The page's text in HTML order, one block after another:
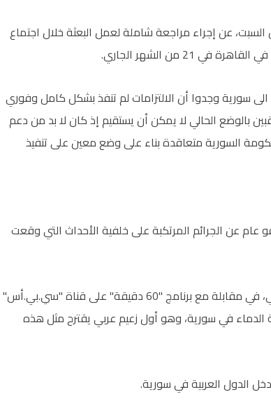
عن إجراء مراجعة شاملة لعمل البعثة خلال اجتماع
21 من الشهر الجاري.
سورية وجدوا أن الالتزامات لم تنفذ بشكل كامل وفوري
بالوضع الحالي لا يمكن أن يستقيم إذ كان لا بد من دعم
السورية متعاقدة بناء على وضع معين على تنفيذ
عن الجرائم المرتكبة على خلفية الأحداث التي وقعت
والسبت، اقترح أمير قطر الشيخ حمد بن خليفة آل ثاني، في مقابلة مع برنامج "60 دقيقة" على قناة "سي.بي.أس"
الدماء في سورية، وهو أول زعيم عربي يقترح مثل هذه
الدول العربية في سورية.